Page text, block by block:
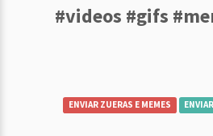
#videos #gifs
ENVIAR ZUERAS E MEMES